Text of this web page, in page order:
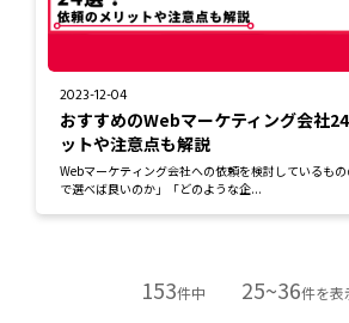
2023-12-04
おすすめのWebマーケティング会社
ットや注意点も解説
Webマーケティング会社への依頼を検討しているも
で選べば良いのか」「どのような企...
153件中 25~36件を表